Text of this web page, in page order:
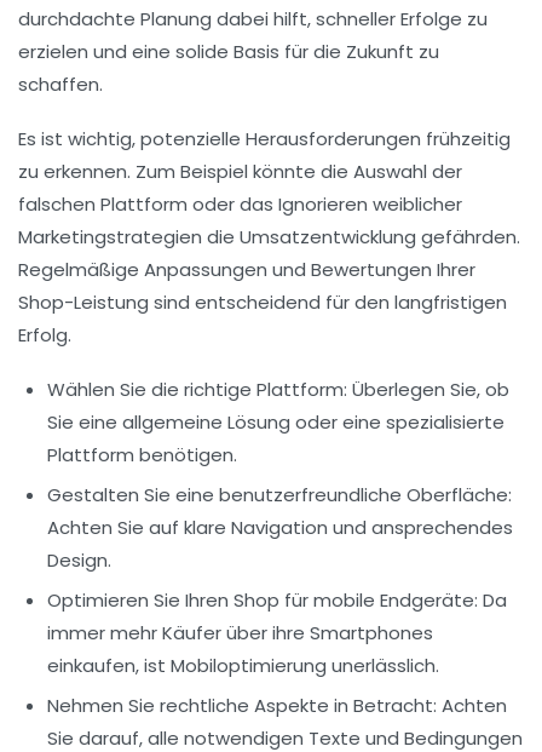
durchdachte Planung dabei hilft, schneller Erfolge zu
erzielen und eine solide Basis für die Zukunft zu
schaffen.
Es ist wichtig, potenzielle Herausforderungen frühzeitig
zu erkennen. Zum Beispiel könnte die Auswahl der
falschen Plattform oder das Ignorieren weiblicher
Marketingstrategien die Umsatzentwicklung gefährden.
Regelmäßige Anpassungen und Bewertungen Ihrer
Shop-Leistung sind entscheidend für den langfristigen
Erfolg.
Wählen Sie die richtige Plattform: Überlegen Sie, ob
Sie eine allgemeine Lösung oder eine spezialisierte
Plattform benötigen.
Gestalten Sie eine benutzerfreundliche Oberfläche:
Achten Sie auf klare Navigation und ansprechendes
Design.
Optimieren Sie Ihren Shop für mobile Endgeräte: Da
immer mehr Käufer über ihre Smartphones
einkaufen, ist Mobiloptimierung unerlässlich.
Nehmen Sie rechtliche Aspekte in Betracht: Achten
Sie darauf, alle notwendigen Texte und Bedingungen